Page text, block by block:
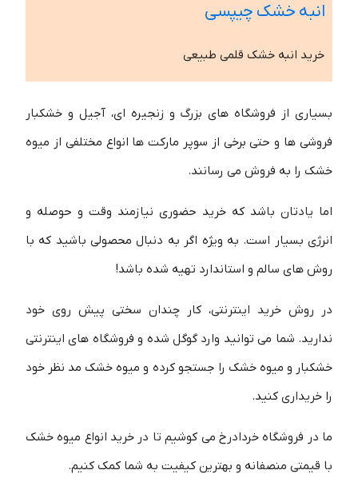
انبه خشک چیپسی
خرید انبه خشک قلمی طبیعی
بسیاری از فروشگاه های بزرگ و زنجیره ای، آجیل و خشکبار
فروشی ها و حتی برخی از سوپر مارکت ها انواع مختلفی از میوه
خشک را به فروش می رسانند.
اما یادتان باشد که خرید حضوری نیازمند وقت و حوصله و
انرژی بسیار است. به ویژه اگر به دنبال محصولی باشید که با
روش های سالم و استاندارد تهیه شده باشد!
در روش خرید اینترنتی، کار چندان سختی پیش روی خود
ندارید. شما می توانید وارد گوگل شده و فروشگاه های اینترنتی
خشکبار و میوه خشک را جستجو کرده و میوه خشک مد نظر خود
را خریداری کنید.
ما در فروشگاه خردادرخ می کوشیم تا در خرید انواع میوه خشک
با قیمتی منصفانه و بهترین کیفیت به شما کمک کنیم.